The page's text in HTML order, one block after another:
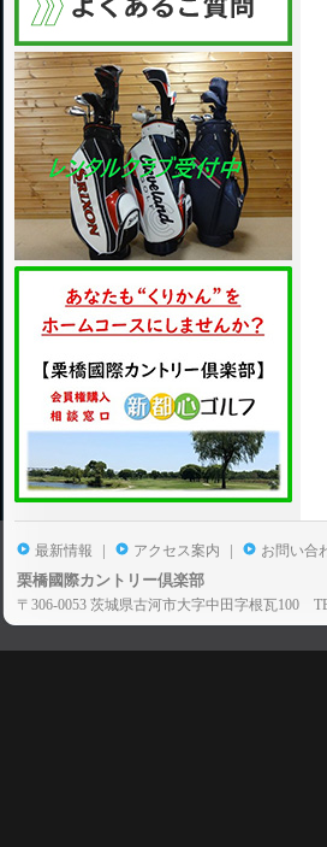
最新情報 | アクセス案内 | お問い合
栗橋國際カントリー倶楽部
〒306-0053 茨城県古河市大字中田字根瓦100